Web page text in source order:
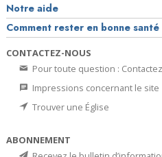
Notre aide
Comment rester en bonne santé
CONTACTEZ-NOUS
Pour toute question :
Impressions concernant le site
Trouver une Église
ABONNEMENT